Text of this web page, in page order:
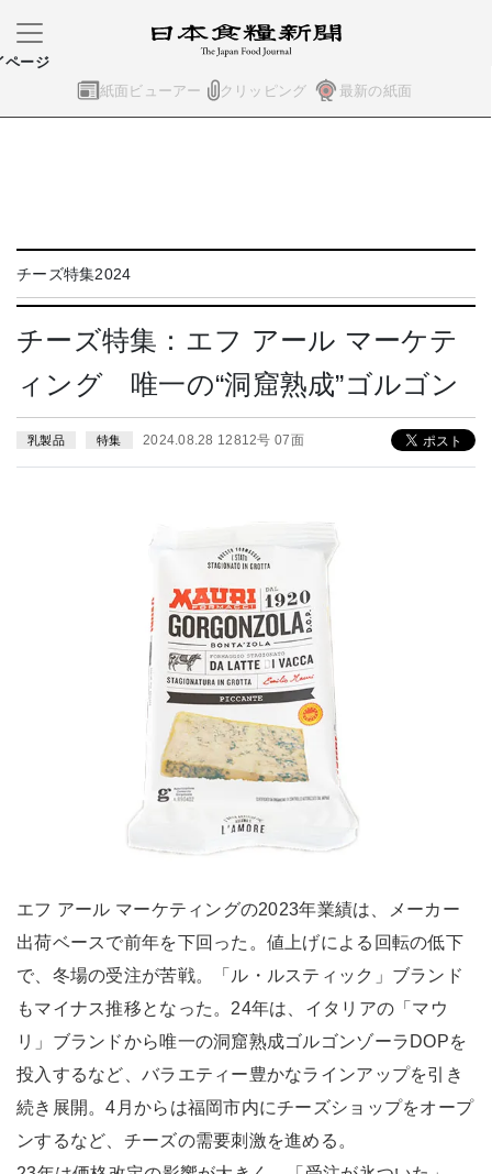
紙面ビューアー クリッピング 最新の紙面
ページ
チーズ特集2024
チーズ特集：エフ アール マーケテ
ィング 唯一の“洞窟熟成”ゴルゴン
乳製品 特集 2024.08.28 12812号 07面
エフ アール マーケティングの2023年業績は、メーカー
出荷ベースで前年を下回った。値上げによる回転の低下
で、冬場の受注が苦戦。「ル・ルスティック」ブランド
もマイナス推移となった。24年は、イタリアの「マウ
リ」ブランドから唯一の洞窟熟成ゴルゴンゾーラDOPを
投入するなど、バラエティー豊かなラインアップを引き
続き展開。4月からは福岡市内にチーズショップをオープ
ンするなど、チーズの需要刺激を進める。